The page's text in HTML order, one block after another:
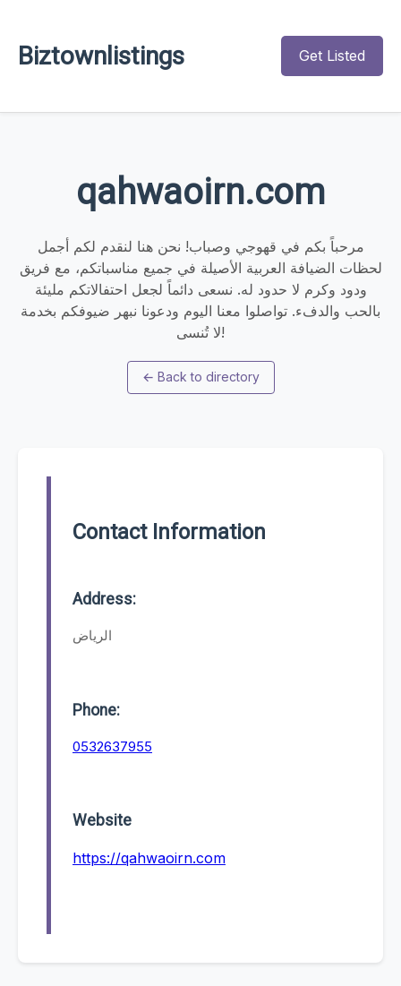
Biztownlistings Get Listed
qahwaoirn.com
مرحباً بكم في قهوجي وصباب! نحن هنا لنقدم لكم أجمل
لحظات الضيافة العربية الأصيلة في جميع مناسباتكم، مع فريق
ودود وكرم لا حدود له. نسعى دائماً لجعل احتفالاتكم مليئة
بالحب والدفء. تواصلوا معنا اليوم ودعونا نبهر ضيوفكم بخدمة
لا تُنسى!
← Back to directory
Contact Information
Address:
الرياض
Phone:
0532637955
Website
https://qahwaoirn.com